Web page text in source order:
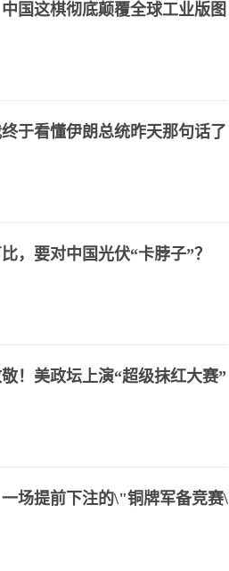
国这棋彻底颠覆全球工业版图
于看懂伊朗总统昨天那句话了
，要对中国光伏“卡脖子”？
！美政坛上演“超级抹红大赛”
场提前下注的\"铜牌军备竞赛\"